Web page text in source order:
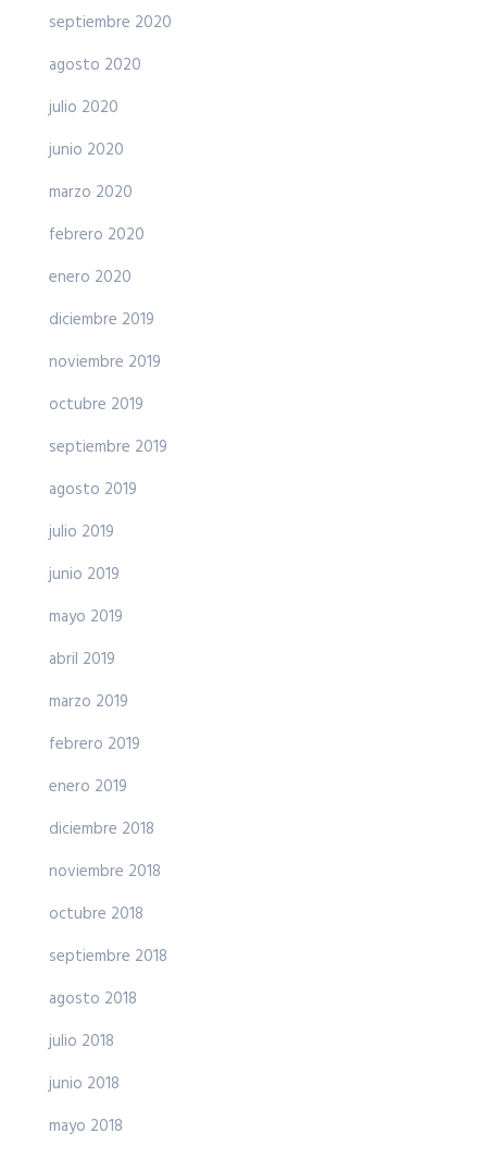
septiembre 2020
agosto 2020
julio 2020
junio 2020
marzo 2020
febrero 2020
enero 2020
diciembre 2019
noviembre 2019
octubre 2019
septiembre 2019
agosto 2019
julio 2019
junio 2019
mayo 2019
abril 2019
marzo 2019
febrero 2019
enero 2019
diciembre 2018
noviembre 2018
octubre 2018
septiembre 2018
agosto 2018
julio 2018
junio 2018
mayo 2018